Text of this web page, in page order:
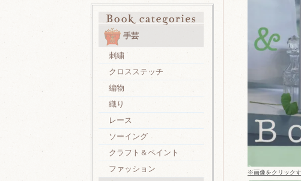
手芸
刺繍
クロスステッチ
編物
織り
レース
ソーイング
クラフト＆ペイント
ファッション
※画像をクリックす